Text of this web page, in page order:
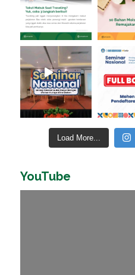
Load More...
YouTube